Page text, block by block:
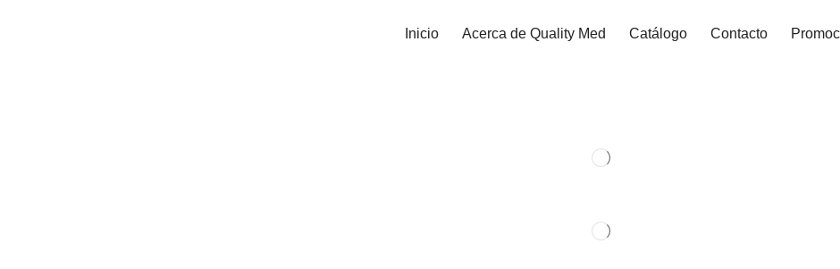
Inicio Acerca de Quality Med Catálogo Contacto